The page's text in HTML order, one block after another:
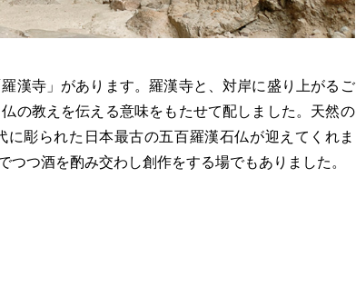
漢寺」があります。羅漢寺と、対岸に盛り上がるご
の教えを伝える意味をもたせて配しました。天然の
彫られた日本最古の五百羅漢石仏が迎えてくれま
つ酒を酌み交わし創作をする場でもありました。